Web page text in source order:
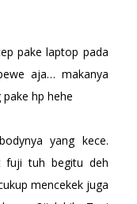
pake laptop pada
aja… makanya
hp hehe
yang kece.
fuji tuh begitu deh
mencekek juga